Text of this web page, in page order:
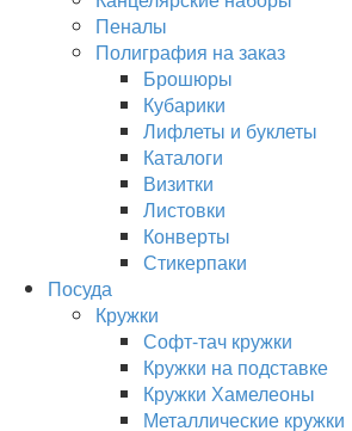
Пеналы
Полиграфия на заказ
Брошюры
Кубарики
Лифлеты и буклеты
Каталоги
Визитки
Листовки
Конверты
Стикерпаки
Посуда
Кружки
Софт-тач кружки
Кружки на подставке
Кружки Хамелеоны
Металлические кружки